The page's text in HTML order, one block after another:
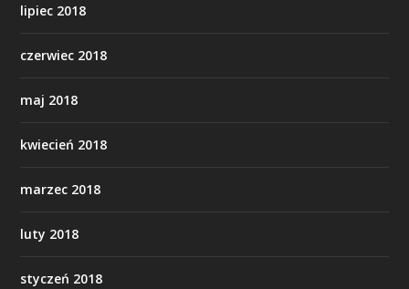
lipiec 2018
czerwiec 2018
maj 2018
kwiecień 2018
marzec 2018
luty 2018
styczeń 2018